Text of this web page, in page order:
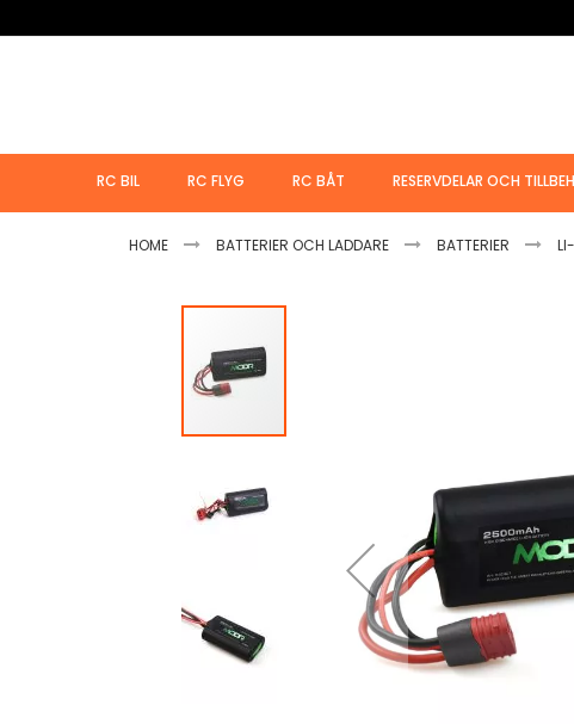
RC BIL RC FLYG RC BÅT RESERVDELAR OCH
HOME BATTERIER OCH LADDARE BATTERIER
Hoppa
slutet
av
bildgalleriet